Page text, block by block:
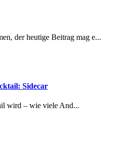
der heutige Beitrag mag e...
Sidecar
wird – wie viele And...